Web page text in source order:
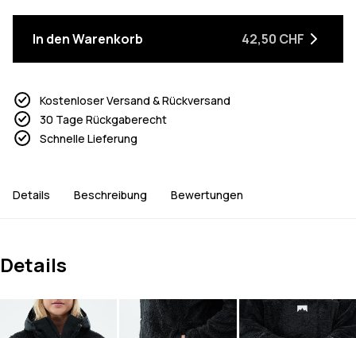
In den Warenkorb 42,50 CHF
Kostenloser Versand & Rückversand
30 Tage Rückgaberecht
Schnelle Lieferung
Details Beschreibung Bewertungen
Details